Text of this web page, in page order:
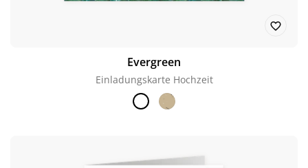
Evergreen
Einladungskarte Hochzeit